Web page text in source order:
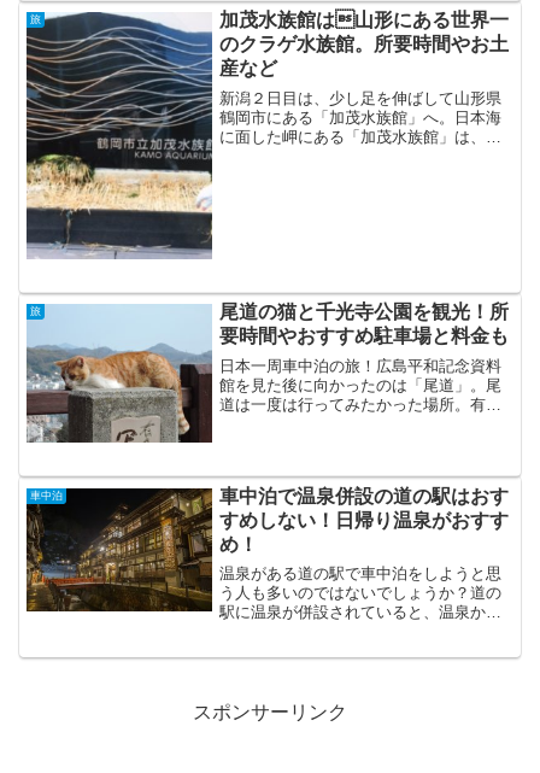
行きたい！と思う先が自然の中や神社ば
かりの僕らは移動距離が長く、...
旅
加茂水族館は山形にある世界一
のクラゲ水族館。所要時間やお土
産など
新潟２日目は、少し足を伸ばして山形県
鶴岡市にある「加茂水族館」へ。日本海
に面した岬にある「加茂水族館」は、新
旅
尾道の猫と千光寺公園を観光！所
要時間やおすすめ駐車場と料金も
日本一周車中泊の旅！広島平和記念資料
館を見た後に向かったのは「尾道」。尾
道は一度は行ってみたかった場所。有名
は千光寺公園駐車場がおす...
車中泊
車中泊で温泉併設の道の駅はおす
すめしない！日帰り温泉がおすす
め！
温泉がある道の駅で車中泊をしようと思
う人も多いのではないでしょうか？道の
駅に温泉が併設されていると、温泉から
スポンサーリンク